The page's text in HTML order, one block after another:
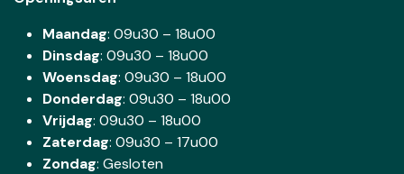
Maandag: 09u30 – 18u00
Dinsdag: 09u30 – 18u00
Woensdag: 09u30 – 18u00
Donderdag: 09u30 – 18u00
Vrijdag: 09u30 – 18u00
Zaterdag: 09u30 – 17u00
Zondag: Gesloten